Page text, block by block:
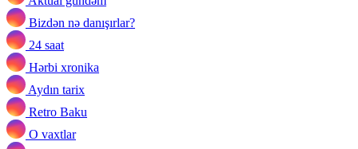
Bizdən nə danışırlar?
24 saat
Hərbi xronika
Aydın tarix
Retro Baku
O vaxtlar